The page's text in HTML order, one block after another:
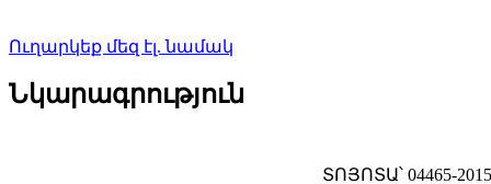
Ուղարկեք մեզ էլ. նամակ
Նկարագրություն
ՏՈՅՈՏԱ՝ 04465-